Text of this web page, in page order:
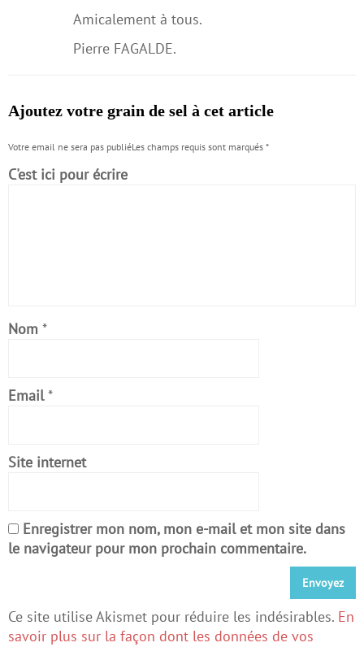
Amicalement à tous.
Pierre FAGALDE.
Ajoutez votre grain de sel à cet article
Votre email ne sera pas publiéLes champs requis sont marqués *
C'est ici pour écrire
Nom *
Email *
Site internet
Enregistrer mon nom, mon e-mail et mon site dans
le navigateur pour mon prochain commentaire.
Ce site utilise Akismet pour réduire les indésirables. En
savoir plus sur la façon dont les données de vos